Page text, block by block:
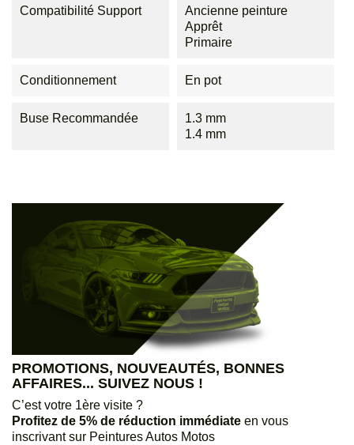
Compatibilité Support
Ancienne peinture
Apprêt
Primaire
Conditionnement En pot
Buse Recommandée
1.3 mm
1.4 mm
PROMOTIONS, NOUVEAUTÉS, BONNES
AFFAIRES... SUIVEZ NOUS !
C’est votre 1ère visite ?
Profitez de 5% de réduction immédiate en vous
inscrivant sur Peintures Autos Motos